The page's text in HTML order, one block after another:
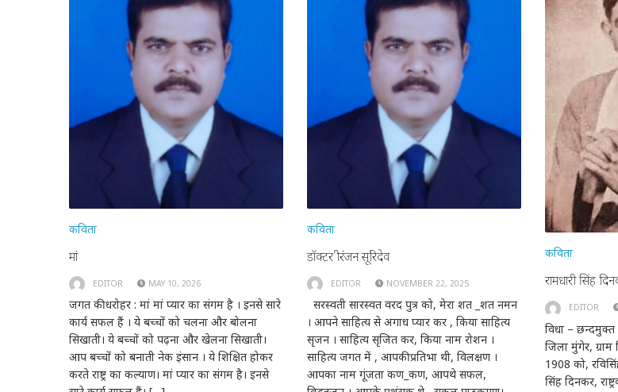
कविता
मां
EDITOR MAY 10, 2026
जगत की धरोहर : मां मां प्यार का संगम है । इनसे सारे
कार्य सफल हैं । ये बच्चों को चलना और बोलना
सिखाती। ये बच्चों को पढ़ना और खेलना सिखाती।
आप बच्चों को बनाती नेक इंसान । ये शिक्षित होकर
करते राष्ट्र का कल्याण। मां प्यार का संगम है। इनसे
कविता
डॉक्टर श्रीरंजन सूरिदेव
EDITOR NOVEMBER 22, 2025
सरस्वती सारस्वत वरद पुत्र को, मेरा शत _शत नमन
। आपने साहित्य से अगाध प्यार कर , किया साहित्य
सृजन । साहित्य सृजित कर, किया नाम रोशन ।
साहित्य जगत में , आपकी प्रतिभा थी, विलक्षण ।
आपका नाम गूंजता कण_कण, आपथे सफल,
कविता
रामधारी सिंह
EDITOR
विधा – छन्दमुक्त
जिला मुंगेर,
1908 को,
सिंह दिनकर,